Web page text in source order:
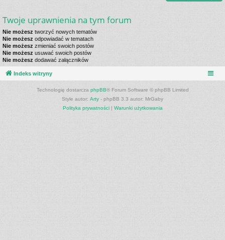
Twoje uprawnienia na tym forum
Nie możesz tworzyć nowych tematów
Nie możesz odpowiadać w tematach
Nie możesz zmieniać swoich postów
Nie możesz usuwać swoich postów
Nie możesz dodawać załączników
Indeks witryny
Technologię dostarcza phpBB® Forum Software © phpBB Limited
Style autor: Arty - phpBB 3.3 autor: MrGaby
Polityka prywatności| Warunki użytkowania